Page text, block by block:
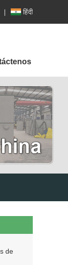
| हिंदी
de